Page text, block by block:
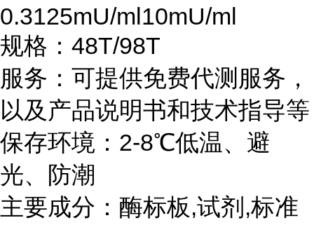
0.3125mU/ml10mU/ml
规格： 48T/98T
服务：可提供免费代测服务，
以及产品说明书和技术指导等
保存环境： 2-8℃低温、避
光、防潮
主要成分：酶标板,试剂,标准